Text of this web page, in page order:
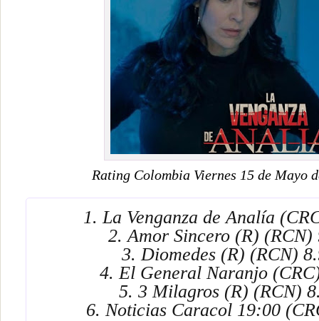
Rating Colombia Viernes 15 de Mayo
1. La Venganza de Analía
2. Amor Sincero (R) (RCN)
3. Diomedes (R) (RCN)
4. El General Naranjo
5. 3 Milagros (R) (RCN)
6. Noticias Caracol 19:00